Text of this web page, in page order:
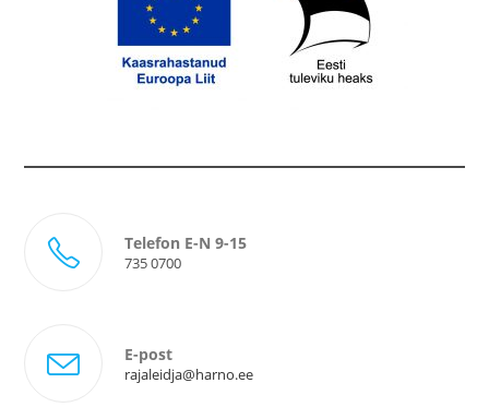
Telefon E-N 9-15
735 0700
E-post
rajaleidja@harno.eeOpens